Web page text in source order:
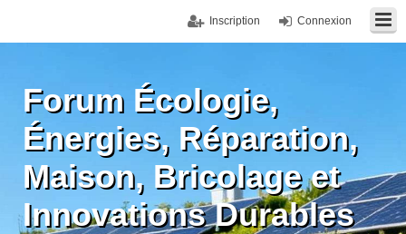
Connexion
Inscription
Forum Écologie,
Énergies, Réparation,
Maison, Bricolage et
Innovations Durables